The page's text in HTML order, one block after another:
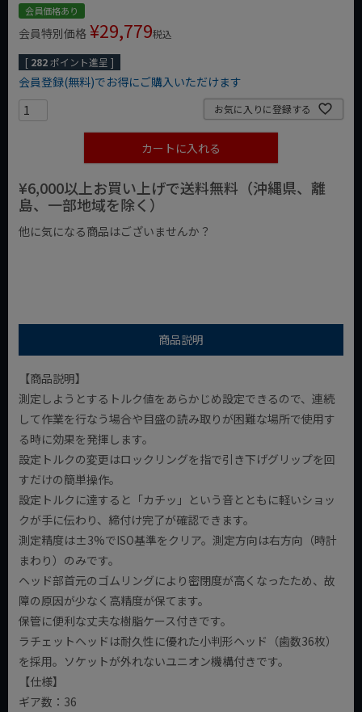
会員価格あり
会員特別価格 ¥29,779税込
[ 282ポイント進呈 ]
会員登録(無料)でお得にご購入いただけます
お気に入りに登録する
カートに入れる
¥6,000以上お買い上げで送料無料（沖縄県、離
島、一部地域を除く）
他に気になる商品はございませんか？
商品説明
【商品説明】
測定しようとするトルク値をあらかじめ設定できるので、連続
して作業を行なう場合や目盛の読み取りが困難な場所で使用す
る時に効果を発揮します。
設定トルクの変更はロックリングを指で引き下げグリップを回
すだけの簡単操作。
設定トルクに達すると「カチッ」という音とともに軽いショッ
クが手に伝わり、締付け完了が確認できます。
測定精度は±3%でISO基準をクリア。測定方向は右方向（時計
まわり）のみです。
ヘッド部首元のゴムリングにより密閉度が高くなったため、故
障の原因が少なく高精度が保てます。
保管に便利な丈夫な樹脂ケース付きです。
ラチェットヘッドは耐久性に優れた小判形ヘッド（歯数36枚）
を採用。ソケットが外れないユニオン機構付きです。
【仕様】
ギア数：36